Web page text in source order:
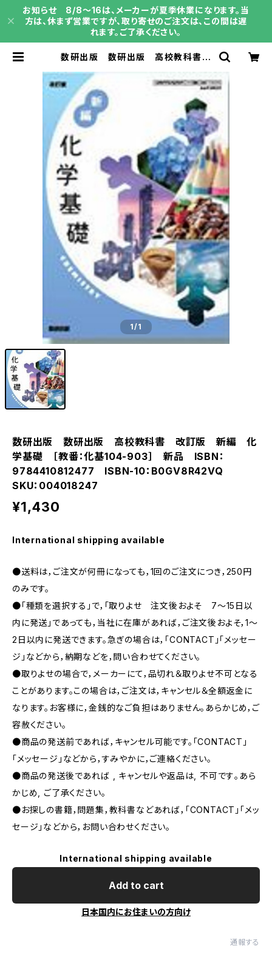
お知らせ 8/8～16は、メーカーが夏季休業になります。当
方は、休まず営業ですが、取り寄せのご注文は、この間は遅
れます。ご了承ください。
数研出版 数研出版 高校教科書
基104-903］ 新品 ISBN：9784
410812477 ISBN-10：B0GV8R
42VQ SKU：004018247 | 育之
書店（いくのしょてん）
1/1
数研出版 数研出版 高校教科書 改訂版 新編 化
学基礎 ［教番：化基104-903］ 新品 ISBN：
9784410812477 ISBN-10：B0GV8R42VQ
SKU：004018247
¥1,430
International shipping available
●送料は，ご注文が何冊になっても，1回のご注文につき，250円
のみです。
●「種類を選択する」で，「取りよせ 注文後およそ 7〜15日以
内に発送」であっても，当社に在庫があれば，ご注文後およそ，1〜
2日以内に発送できます。急ぎの場合は，「CONTACT」「メッセー
ジ」などから，納期などを，問い合わせてください。
●取りよせの場合で，メーカーにて，品切れ＆取りよせ不可となる
ことがあります。この場合は，ご注文は，キャンセル＆全額返金に
なります。お客様に，金銭的なご負担はありません。あらかじめ，ご
容赦ください。
●商品の発送前であれば，キャンセル可能です。「CONTACT」
「メッセージ」などから，すみやかに，ご連絡ください。
●商品の発送後であれば , キャンセルや返品は, 不可です｡あら
かじめ, ご了承ください｡
●お探しの書籍，問題集，教科書などあれば，「CONTACT」「メッ
セージ」などから，お問い合わせください。
International shipping available
Add to cart
日本国内にお住まいの方向け
通報する